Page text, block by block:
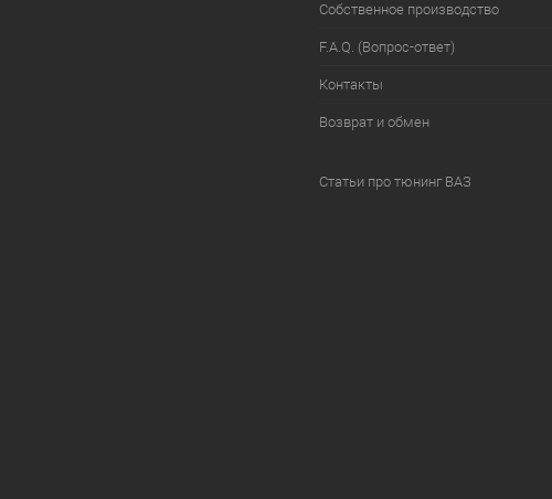
Собственное производство
F.A.Q. (Вопрос-ответ)
Контакты
Возврат и обмен
Статьи про тюнинг ВАЗ